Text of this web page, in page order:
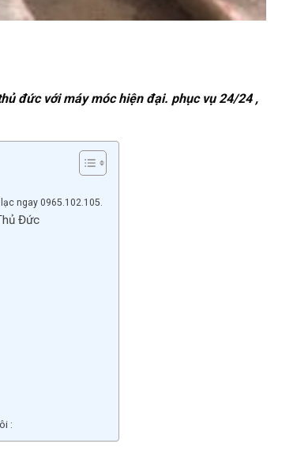
đức với máy móc hiện đại. phục vụ 24/24 ,
ngay 0965.102.105.
Đức
: